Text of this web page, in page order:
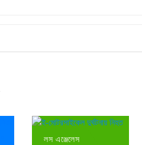
লস এঞ্জেলেস